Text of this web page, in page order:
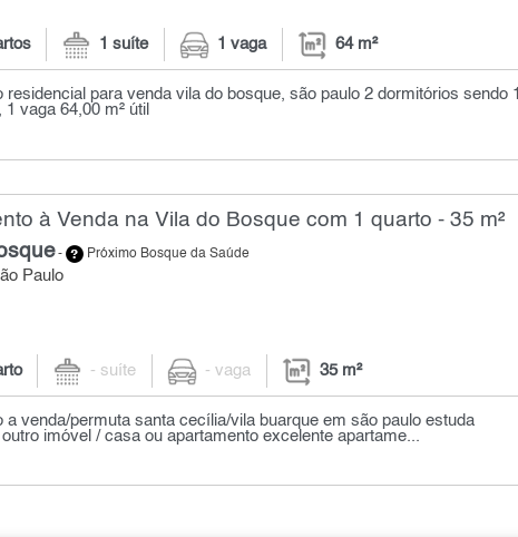
1 suíte 1 vaga 64 m²
residencial para venda vila do bosque, são paulo 2 dormitórios sendo 1
vaga 64,00 m² útil
à Venda na Vila do Bosque com 1 quarto - 35 m²
- Próximo Bosque da Saúde
Paulo
- suíte - vaga 35 m²
a venda/permuta santa cecília/vila buarque em são paulo estuda
imóvel / casa ou apartamento excelente apartame...